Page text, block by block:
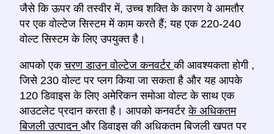
जैसे कि ऊपर की तस्वीर में, उच्च शक्ति के कारण वे आमतौर
पर एक वोल्टेज सिस्टम में काम करते हैं; यह एक 220-240
वोल्ट सिस्टम के लिए उपयुक्त है।
आपको एकचरण डाउन वोल्टेज कनवर्टरकी आवश्यकता होगी ,
जिसे 230 वोल्ट पर प्लग किया जा सकता है और यह आपके
120 डिवाइस के लिए अमेरिकन समोआ वोल्ट के साथ एक
आउटलेट प्रदान करता है। आपको कनवर्टरके अधिकतम
बिजली उत्पादन और डिवाइस की अधिकतम बिजली खपत पर